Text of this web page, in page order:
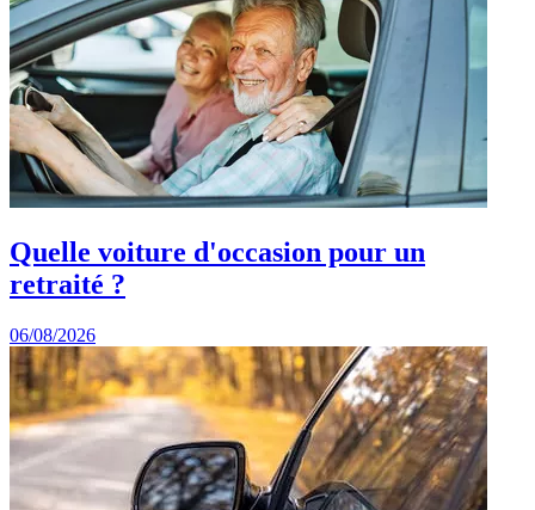
Quelle voiture d'occasion pour un
retraité ?
06/08/2026